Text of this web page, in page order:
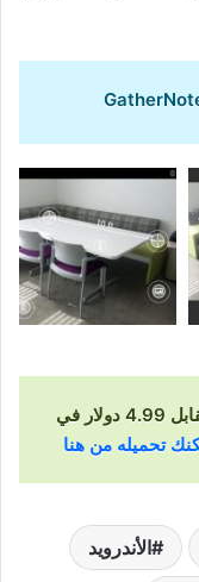
تطبيق GatherNote متوفر مقابل 4.99 دولار في
تحميله من هنا
الأندرويد